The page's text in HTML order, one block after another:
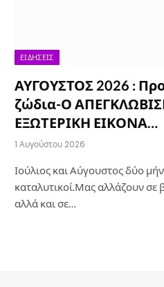
ΕΙΔΉΣΕΙΣ
ΑΥΓΟΥΣΤΟΣ 2026 :
ζώδια-Ο
ΕΞΩΤΕΡΙΚΗ ΕΙΚΟΝΑ…
1 Αυγούστου 2026
Ιούλιος και Αύγουστος δύο
καταλυτικοί.Μας αλλάζουν
αλλά και σε…